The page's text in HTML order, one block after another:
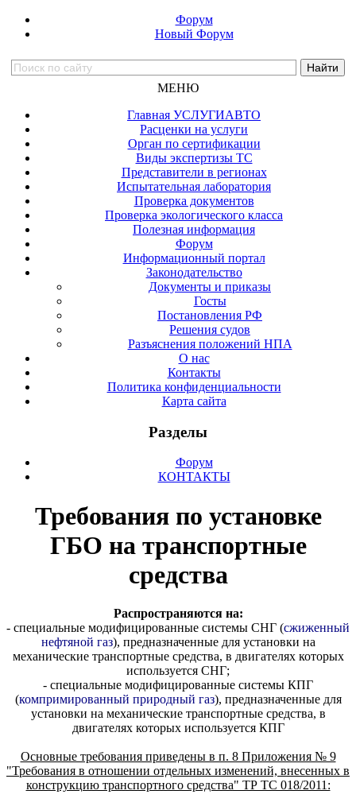
Форум
Новый Форум
МЕНЮ
Главная УСЛУГИАВТО
Расценки на услуги
Орган по сертификации
Виды экспертизы ТС
Представители в регионах
Испытательная лаборатория
Проверка документов
Проверка экологического класса
Полезная информация
Форум
Информационный портал
Законодательство
Документы и приказы
Госты
Постановления РФ
Решения судов
Разъяснения положений НПА
О нас
Контакты
Политика конфиденциальности
Карта сайта
Разделы
Форум
КОНТАКТЫ
Требования по установке
ГБО на транспортные
средства
Распространяются на:
- специальные модифицированные системы СНГ (сжиженный
нефтяной газ), предназначенные для установки на
механические транспортные средства, в двигателях которых
используется СНГ;
- специальные модифицированные системы КПГ
(компримированный природный газ), предназначенные для
установки на механические транспортные средства, в
двигателях которых используется КПГ
Основные требования приведены в п. 8 Приложения № 9
"Требования в отношении отдельных изменений, внесенных в
конструкцию транспортного средства" ТР ТС 018/2011: